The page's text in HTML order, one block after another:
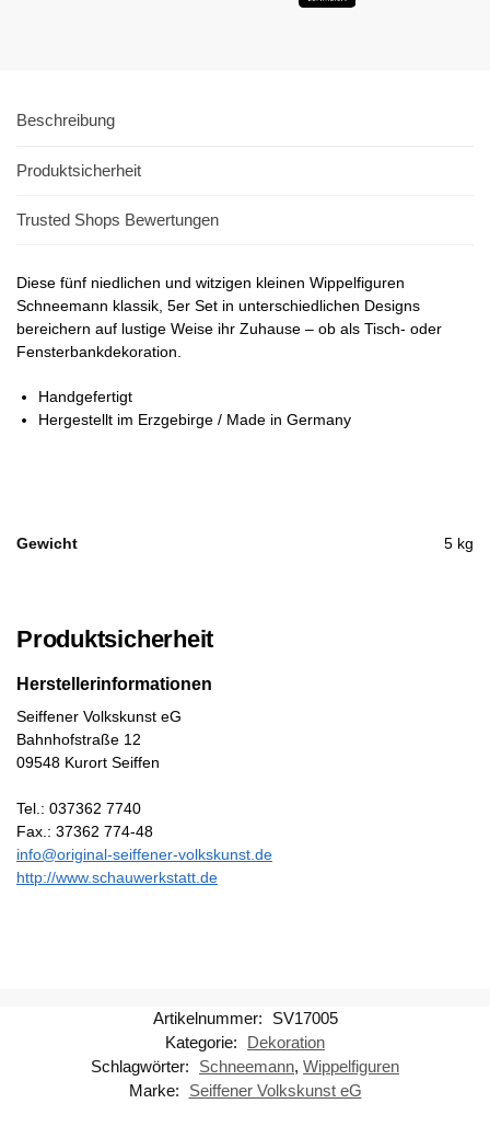
Beschreibung
Produktsicherheit
Trusted Shops Bewertungen
Diese fünf niedlichen und witzigen kleinen Wippelfiguren
Schneemann klassik, 5er Set in unterschiedlichen Designs
bereichern auf lustige Weise ihr Zuhause – ob als Tisch- oder
Fensterbankdekoration.
Handgefertigt
Hergestellt im Erzgebirge / Made in Germany
Gewicht 5 kg
Produktsicherheit
Herstellerinformationen
Seiffener Volkskunst eG
Bahnhofstraße 12
09548 Kurort Seiffen
Tel.: 037362 7740
Fax.: 37362 774-48
info@original-seiffener-volkskunst.de
http://www.schauwerkstatt.de
Artikelnummer:
SV17005
Kategorie:
Dekoration
Schlagwörter:
Schneemann, Wippelfiguren
Marke:
Seiffener Volkskunst eG